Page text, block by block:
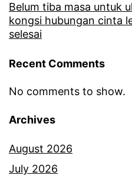
Belum tiba masa untuk
kongsi hubungan cinta
selesai
Recent Comments
No comments to show.
Archives
August 2026
July 2026